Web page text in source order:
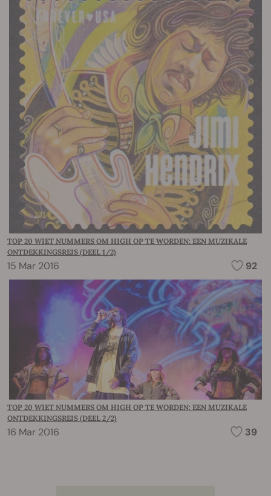
TOP 20 WIET NUMMERS OM HIGH OP TE WORDEN: EEN MUZIKALE
ONTDEKKINGSREIS (DEEL 1/2)
15 Mar 2016 92
TOP 20 WIET NUMMERS OM HIGH OP TE WORDEN: EEN MUZIKALE
ONTDEKKINGSREIS (DEEL 2/2)
16 Mar 2016 39